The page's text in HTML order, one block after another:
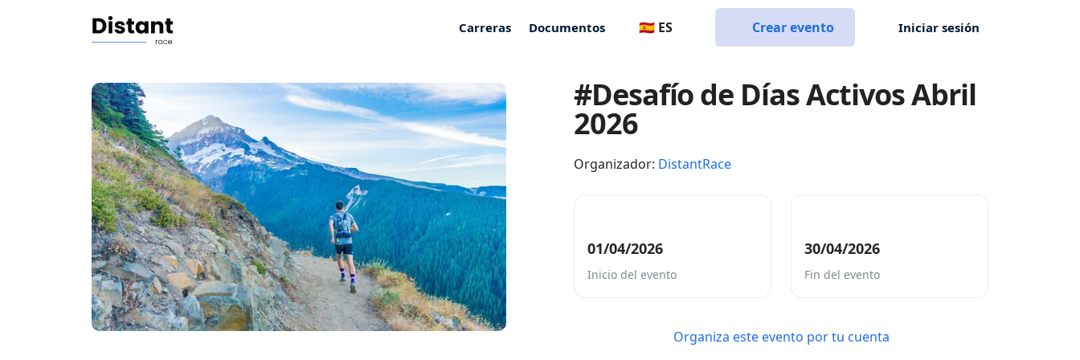
Carreras Documentos 🇪🇸 ES Crear evento Iniciar sesión
#Desafío de Días Activos Abril
2026
Organizador: DistantRace
01/04/2026
Inicio del evento
30/04/2026
Fin del evento
Organiza este evento por tu cuenta